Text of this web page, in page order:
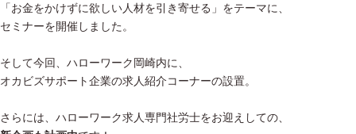
「お金をかけずに欲しい人材を引き寄せる」をテーマに、
セミナーを開催しました。
そして今回、ハローワーク岡崎内に、
オカビズサポート企業の求人紹介コーナーの設置。
さらには、ハローワーク求人専門社労士をお迎えしての、